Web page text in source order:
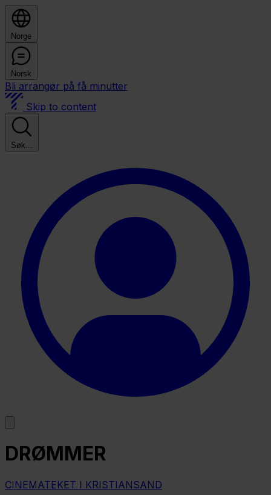
Norge
Norsk
Bli arrangør på få minutter
Skip to content
Søk...
DRØMMER
CINEMATEKET I KRISTIANSAND